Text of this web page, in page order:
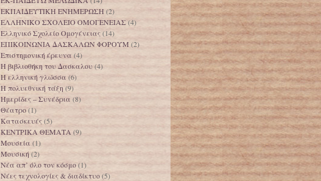
ΕΚΠΑΙΔΕΥΤΙΚΗ ΕΝΗΜΕΡΩΣΗ(2)
ΕΛΛΗΝΙΚΟ ΣΧΟΛΕΙΟ ΟΜΟΓΕΝΕΙΑΣ(4)
Ελληνικό Σχολείο Ομογένειας(14)
ΕΠΙΚΟΙΝΩΝΙΑ ΔΑΣΚΑΛΩΝ ΦΟΡΟΥΜ (2)
Επιστημονική έρευνα (4)
Η βιβλιοθήκη του Δασκαλου(4)
Η ελληνική γλώσσα (6)
Η πολυεθνική τάξη (9)
Ημερίδες – Συνέδρια (8)
Θέατρο(1)
Κατασκευές(5)
ΚΕΝΤΡΙΚΑ ΘΕΜΑΤΑ (9)
Μουσεία (1)
Μουσική(2)
Νέα απ’ όλο τον κόσμο(1)
Νέες τεχνολογίες & διαδίκτυο(5)